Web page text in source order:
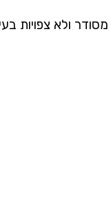
ולא צפויות